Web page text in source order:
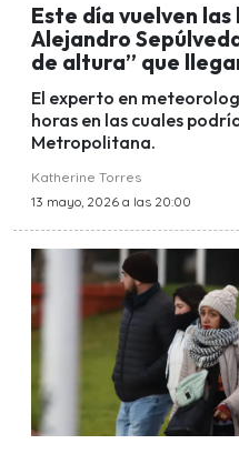
Este día vuelven
Alejandro
de altura” que
El experto en
horas en las cuales
Metropolitana.
Katherine Torres
13 mayo, 2026 a las 20:00